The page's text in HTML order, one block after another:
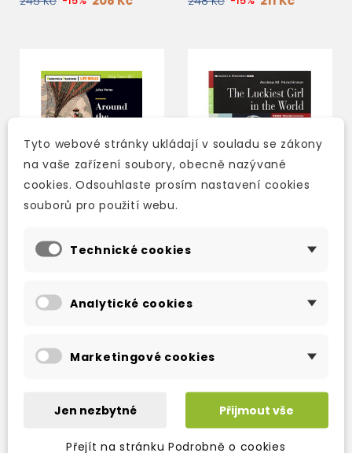
DOWNLOAD
270 Kč -15% 230 Kč 279 Kč
Tyto webové stránky ukládají v souladu se zákony
na vaše zařízení soubory, obecně nazývané
cookies. Odsouhlaste prosím nastavení cookies
souborů pro použití webu.
Technické cookies
Analytické cookies
Marketingové cookies
Jen nezbytné Přijmout vše
Přejít na stránku Podrobně o cookies